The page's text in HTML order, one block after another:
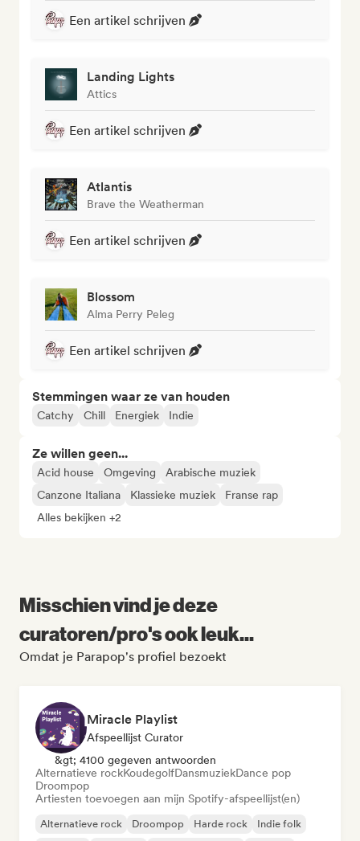
Een artikel schrijven
Landing Lights
Attics
Een artikel schrijven
Atlantis
Brave the Weatherman
Een artikel schrijven
Blossom
Alma Perry Peleg
Een artikel schrijven
Stemmingen waar ze van houden
Catchy Chill Energiek Indie
Ze willen geen...
Acid house Omgeving
Arabische muziek
Canzone Italiana
Klassieke muziek
Franse rap
Alles bekijken +2
Misschien vind je deze
curatoren/pro's ook leuk...
Omdat je Parapop's profiel bezoekt
Miracle Playlist
Afspeellijst Curator
&gt; 4100 gegeven antwoorden
Alternatieve rockKoudegolfDansmuziekDance pop
Droompop
Artiesten toevoegen aan mijn Spotify-afspeellijst(en)
Alternatieve rock Droompop Harde rock Indie folk